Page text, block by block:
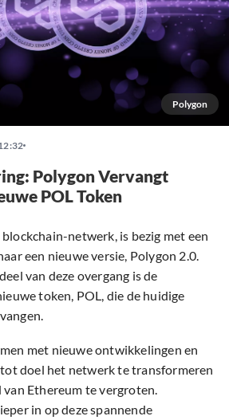
Polygon
Polygon Vervangt
POL Token
netwerk, is bezig met een
een nieuwe versie, Polygon 2.0.
van deze overgang is de
token, POL, die de huidige
met nieuwe ontwikkelingen en
doel het netwerk te transformeren
van Ethereum te vergroten.
in op deze spannende